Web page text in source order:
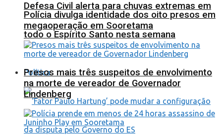
Defesa Civil alerta para chuvas extremas em
todo o Espírito Santo nesta semana
Política
Polícia divulga identidade dos oito presos em
megaoperação em Sooretama
Presos mais três suspeitos de envolvimento
na morte de vereador de Governador
Lindenberg